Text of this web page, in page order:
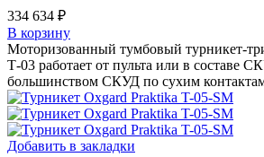
334 634 ₽
В корзину
Моторизованный тумбовый турникет-
Т-03 работает от пульта или в составе
большинством СКУД по сухим
Добавить в закладки